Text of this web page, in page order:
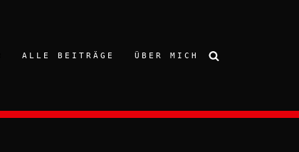
ALLE BEITRÄGE ÜBER MICH